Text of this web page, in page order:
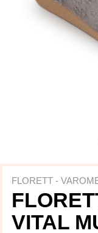
FLORETT -
VITAL